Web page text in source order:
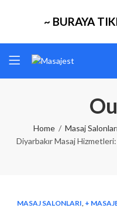
~ BURAYA
Home Masaj Salonları
Diyarbakır Masaj
MASAJ SALONLARI, +